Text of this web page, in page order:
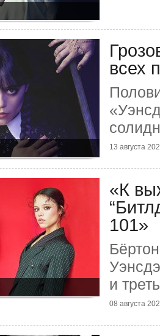
всех
13 августа
«К
101»
и
08 августа